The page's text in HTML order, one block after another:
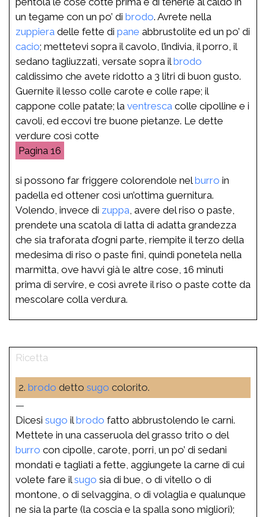
un tegame con un po’ di brodo. Avrete nella
zuppiera delle fette di pane abbrustolite ed un po’ di
cacio; mettetevi sopra il cavolo, l’indivia, il porro, il
sedano tagliuzzati, versate sopra ilbrodo
caldissimo che avete ridotto a 3 litri di buon gusto.
Guernite il lesso colle carote e colle rape; il
cappone colle patate; la ventresca colle cipolline e i
cavoli, ed eccovi tre buone pietanze. Le dette
verdure così cotte
16
si possono far friggere colorendole nelburro in
padella ed ottener così un’ottima guernitura.
Volendo, invece di zuppa , avere del riso o paste,
prendete una scatola di latta di adatta grandezza
che sia traforata d’ogni parte, riempite il terzo della
medesima di riso o paste fini, quindi ponetela nella
marmitta, ove havvi già le altre cose, 16 minuti
prima di servire, e così avrete il riso o paste cotte da
mescolare colla verdura.
2. brodo detto sugo colorito.
—
Dicesi sugo ilbrodo fatto abbrustolendo le carni.
Mettete in una casseruola del grasso trito o del
burro con cipolle, carote, porri, un po’ di sedani
mondati e tagliati a fette, aggiungete la carne di cui
volete fare ilsugo sia di bue, o di vitello o di
montone, o di selvaggina, o di volaglia e qualunque
ne sia la parte (la coscia e la spalla sono migliori);